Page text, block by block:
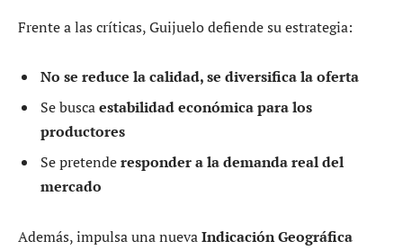
Frente a las críticas, Guijuelo defiende su estrategia:
No se reduce la calidad, se diversifica la oferta
Se buscaestabilidad económica para los
productores
Se pretenderesponder a la demanda real del
mercado
Además, impulsa una nuevaIndicación Geográfica